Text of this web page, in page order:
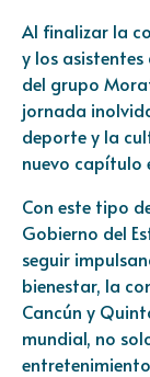
Al finalizar la
y los
del grupo
jornada
deporte y la
nuevo capítulo
Con este tipo
Gobierno del
seguir
bienestar, la
Cancún y
mundial, no